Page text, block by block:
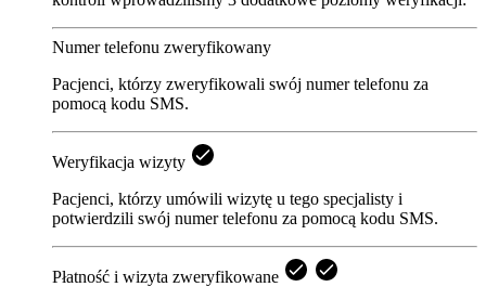
Numer telefonu zweryfikowany
Pacjenci, którzy zweryfikowali swój numer telefonu za
pomocą kodu SMS.
Weryfikacja wizyty
Pacjenci, którzy umówili wizytę u tego specjalisty i
potwierdzili swój numer telefonu za pomocą kodu SMS.
Płatność i wizyta zweryfikowane